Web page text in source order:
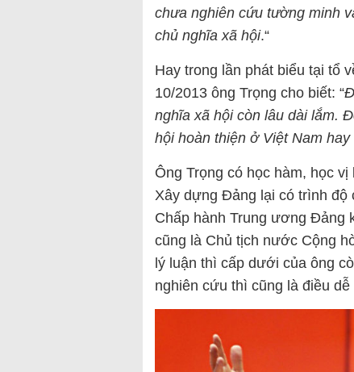
chưa nghiên cứu tường minh
chủ nghĩa xã hội.“
Hay trong lần phát biểu tại tổ
10/2013 ông Trọng cho biết: “
nghĩa xã hội còn lâu dài lắm.
hội hoàn thiện ở Việt Nam hay
Ông Trọng có học hàm, học
Xây dựng Đảng lại có trình độ
Chấp hành Trung ương Đảng
cũng là Chủ tịch nước Cộng
lý luận thì cấp dưới của ông
nghiên cứu thì cũng là điều dễ